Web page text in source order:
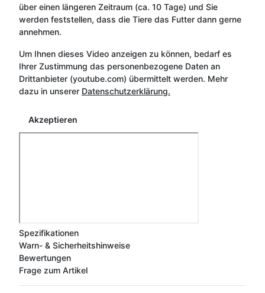
über einen längeren Zeitraum (ca. 10 Tage) und Sie
werden feststellen, dass die Tiere das Futter dann gerne
annehmen.
Um Ihnen dieses Video anzeigen zu können, bedarf es
Ihrer Zustimmung das personenbezogene Daten an
Drittanbieter (youtube.com) übermittelt werden. Mehr
dazu in unserer Datenschutzerklärung.
Akzeptieren
Spezifikationen
Warn- & Sicherheitshinweise
Bewertungen
Frage zum Artikel